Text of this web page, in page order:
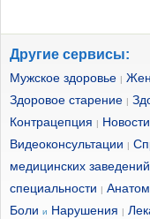
Другие сервисы:
Мужское здоровье |
Здоровое старение |
Контрацепция | Новости
Видеоконсультации |
медицинских заведений
специальности |
Боли и Нарушения |